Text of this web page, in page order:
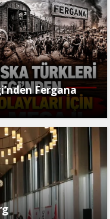
Fergana